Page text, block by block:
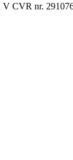
V CVR nr.